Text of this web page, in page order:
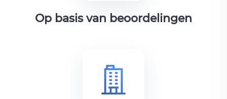
Op basis van beoordelingen